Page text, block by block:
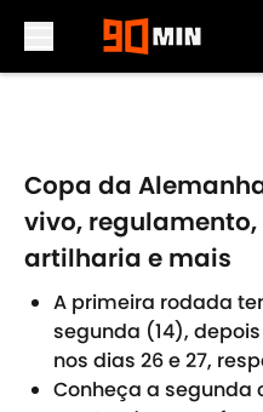
Copa da
vivo,
artilharia e mais
A primeira rodada
segunda (14),
nos dias 26 e 27,
Conheça a